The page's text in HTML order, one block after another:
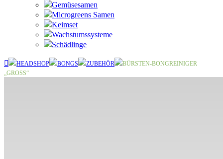
Gemüsesamen
Microgreens Samen
Keimset
Wachstumssysteme
Schädlinge
HEADSHOP BONGS ZUBEHÖR
BÜRSTEN-BONGREINIGER
„GROSS“